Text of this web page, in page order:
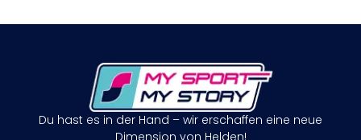
Du hast es in der Hand – wir erschaffen eine neue